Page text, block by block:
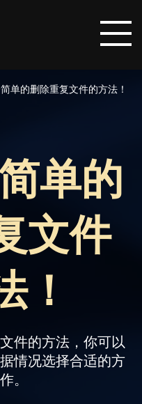
单的删除重复文件的方法！
单的
文件
！
件的方法，你可以
情况选择合适的方
。